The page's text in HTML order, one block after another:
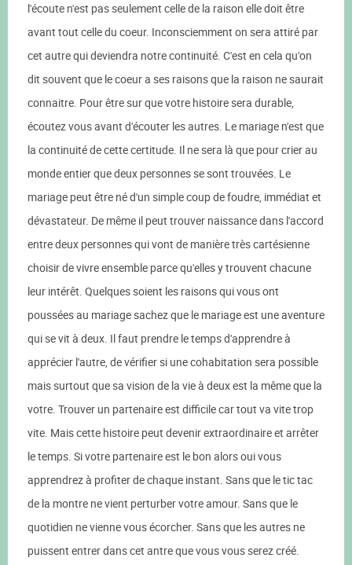
l'écoute n'est pas seulement celle de la raison elle doit être
avant tout celle du coeur. Inconsciemment on sera attiré par
cet autre qui deviendra notre continuité. C'est en cela qu'on
dit souvent que le coeur a ses raisons que la raison ne saurait
connaitre. Pour être sur que votre histoire sera durable,
écoutez vous avant d'écouter les autres. Le mariage n'est que
la continuité de cette certitude. Il ne sera là que pour crier au
monde entier que deux personnes se sont trouvées. Le
mariage peut être né d'un simple coup de foudre, immédiat et
dévastateur. De même il peut trouver naissance dans l'accord
entre deux personnes qui vont de manière très cartésienne
choisir de vivre ensemble parce qu'elles y trouvent chacune
leur intérêt. Quelques soient les raisons qui vous ont
poussées au mariage sachez que le mariage est une aventure
qui se vit à deux. Il faut prendre le temps d'apprendre à
apprécier l'autre, de vérifier si une cohabitation sera possible
mais surtout que sa vision de la vie à deux est la même que la
votre. Trouver un partenaire est difficile car tout va vite trop
vite. Mais cette histoire peut devenir extraordinaire et arrêter
le temps. Si votre partenaire est le bon alors oui vous
apprendrez à profiter de chaque instant. Sans que le tic tac
de la montre ne vient perturber votre amour. Sans que le
quotidien ne vienne vous écorcher. Sans que les autres ne
puissent entrer dans cet antre que vous vous serez créé.